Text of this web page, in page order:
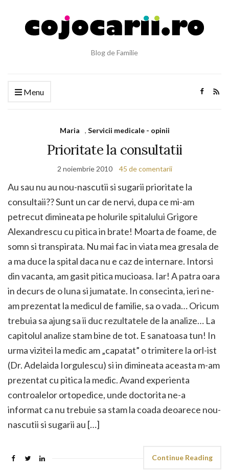
Blog de Familie
Menu
Maria , Servicii medicale - opinii
Prioritate la consultatii
2 noiembrie 2010 45 de comentarii
Au sau nu au nou-nascutii si sugarii prioritate la
consultaii?? Sunt un car de nervi, dupa ce mi-am
petrecut dimineata pe holurile spitalului Grigore
Alexandrescu cu pitica in brate! Moarta de foame, de
somn si transpirata. Nu mai fac in viata mea gresala de
a ma duce la spital daca nu e caz de internare. Intorsi
din vacanta, am gasit pitica mucioasa. Iar! A patra oara
in decurs de o luna si jumatate. In consecinta, ieri ne-
am prezentat la medicul de familie, sa o vada… Oricum
trebuia sa ajung sa ii duc rezultatele de la analize… La
capitolul analize stam bine de tot. E sanatoasa tun! In
urma vizitei la medic am „capatat” o trimitere la orl-ist
(Dr. Adelaida Iorgulescu) si in dimineata aceasta m-am
prezentat cu pitica la medic. Avand experienta
controalelor ortopedice, unde doctorita ne-a
informat ca nu trebuie sa stam la coada deoarece nou-
nascutii si sugarii au […]
Continue Reading